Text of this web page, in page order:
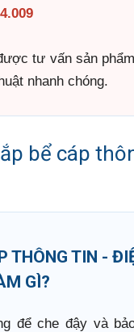
tư vấn sản
nhanh chóng.
bể cáp
THÔNG TIN -
GÌ?
để che đậy và